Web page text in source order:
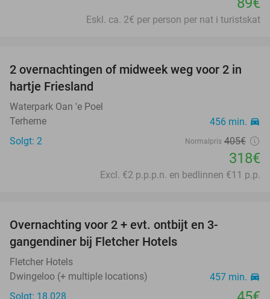
Eskl. ca. 2€ per person per nat i turistskat
26%
2 overnachtingen of midweek weg voor 2 in
hartje Friesland
Waterpark Oan 'e Poel
Terherne
456 min. directions_car
Solgt: 2 Normalpris 405€
318€
Excl. €2 p.p.p.n. en bedlinnen €11 p.p.
Overnachting voor 2 + evt. ontbijt en 3-
gangendiner bij Fletcher Hotels
Fletcher Hotels
Dwingeloo (+ multiple locations)
457 min. directions_car
Solgt: 18.028